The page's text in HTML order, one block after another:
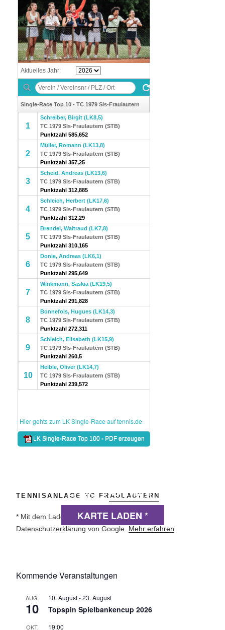
TENNISANLAGE TC FRAULAUTERN
DSGVO MAP
KARTE LADEN *
Präsentiert von exovia webdesign
* Mit dem Laden der Karte akzeptierst du die
Datenschutzerklärung von Google. Mehr erfahren
Kommende Veranstaltungen
AUG.
10
10. August-23. August
Topspin Spielbankencup 2026
OKT. 19:00